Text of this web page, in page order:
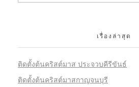
เรื่องล่าสุด
ติดตั้งต้นคริสต์มาส ประจวบคีรีขันธ์
ติดตั้งต้นคริสต์มาสกาญจนบุรี